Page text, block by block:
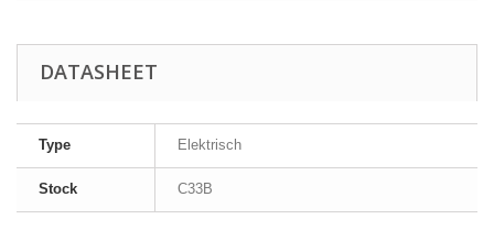
DATASHEET
Type Elektrisch
Stock C33B